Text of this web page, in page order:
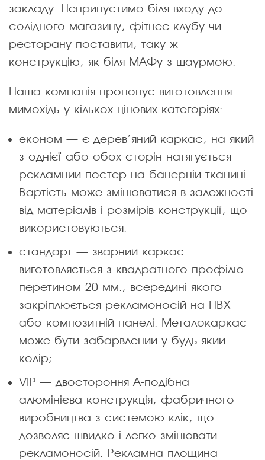
закладу. Неприпустимо біля входу до
солідного магазину, фітнес-клубу чи
ресторану поставити, таку ж
конструкцію, як біля МАФу з шаурмою.
Наша компанія пропонує виготовлення
мимохідь у кількох цінових категоріях:
економ — є дерев’яний каркас, на який
з однієї або обох сторін натягується
рекламний постер на банерній тканині.
Вартість може змінюватися в залежності
від матеріалів і розмірів конструкції, що
використовуються.
стандарт — зварний каркас
виготовляється з квадратного профілю
перетином 20 мм., всередині якого
закріплюється рекламоносій на ПВХ
або композитній панелі. Металокаркас
може бути забарвлений у будь-який
колір;
VIP — двостороння А-подібна
алюмінієва конструкція, фабричного
виробництва з системою клік, що
дозволяє швидко і легко змінювати
рекламоносій. Рекламна площина